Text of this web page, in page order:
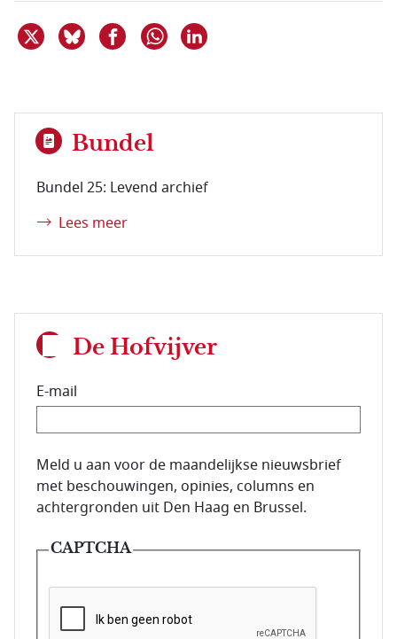
Deel dit item op X
Deel dit item op Bluesky
Deel dit item op Facebook
Delen via WhatsApp
Bundel
Bundel 25: Levend archief
Lees meer
De Hofvijver
E-mail
E-mailadres van de abonnee.
Meld u aan voor de maandelijkse nieuwsbrief
met beschouwingen, opinies, columns en
achtergronden uit Den Haag en Brussel.
CAPTCHA